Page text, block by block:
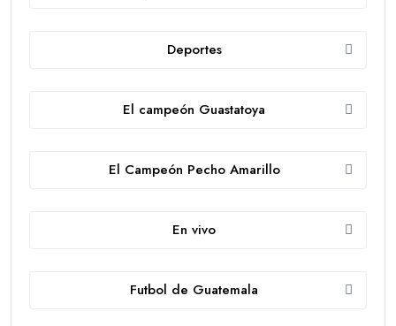
Deportes
El campeón Guastatoya
El Campeón Pecho Amarillo
En vivo
Futbol de Guatemala